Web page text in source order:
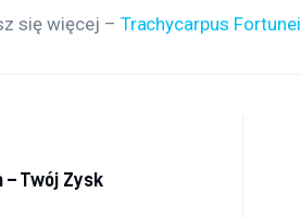
się więcej – Trachycarpus Fortunei
wpisu
– Twój Zysk